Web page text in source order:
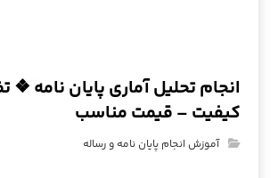
انجام تحلیل آماری پایان نامه
کیفیت – قیمت مناسب
آموزش انجام پایان نامه و رساله